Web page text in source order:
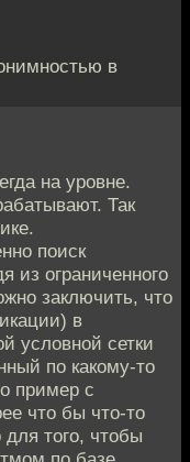
в
на уровне.
Так
поиск
из ограниченного
заключить, что
в
условной сетки
по какому-то
пример с
что бы что-то
того, чтобы